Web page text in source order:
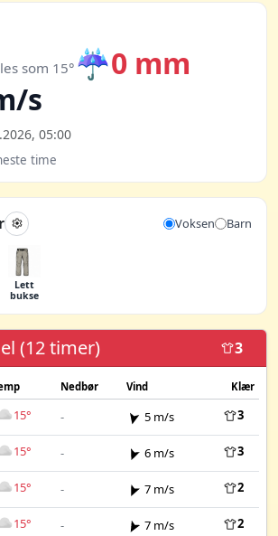
som 15° ☔0 mm
s
05:00
time
Voksen Barn
Lett
bukse
(12 timer) 3
Nedbør Vind Klær
15° - 5 m/s 3
15° - 6 m/s 3
15° - 7 m/s 2
15° - 7 m/s 2